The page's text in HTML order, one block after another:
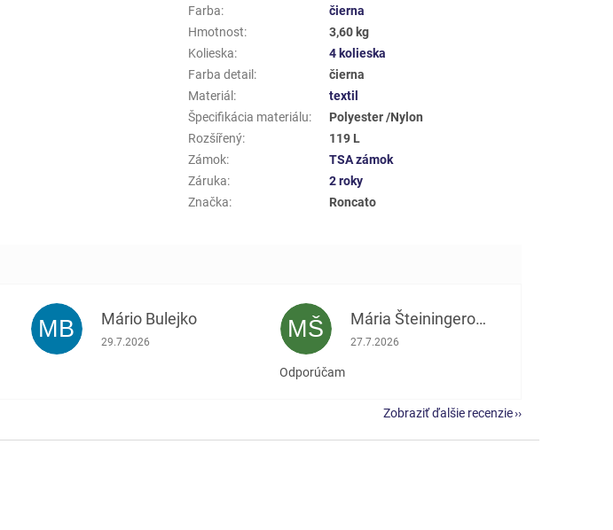
Farba:
čierna
Hmotnost:
3,60 kg
Kolieska:
4 kolieska
Farba detail :
čierna
Materiál :
textil
Špecifikácia materiálu:
Polyester /Nylon
Rozšířený:
119 L
Zámok:
TSA zámok
Záruka:
2 roky
Značka: Roncato
hviezdičiek.
MB Mário Bulejko
Hodnotenie obchodu je 5 z 5 hviezdičiek.
29.7.2026 MŠ Mária Šteiningerová
Hodnotenie obchodu je 5 z 5 hviezdičiek.
27.7.2026
Odporúčam
Zobraziť ďalšie recenzie